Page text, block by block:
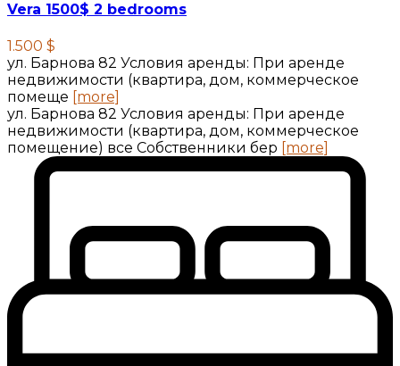
Vera 1500$ 2 bedrooms
1.500 $
ул. Барнова 82 Условия аренды: При аренде
недвижимости (квартира, дом, коммерческое
помеще [more]
ул. Барнова 82 Условия аренды: При аренде
недвижимости (квартира, дом, коммерческое
помещение) все Собственники бер [more]